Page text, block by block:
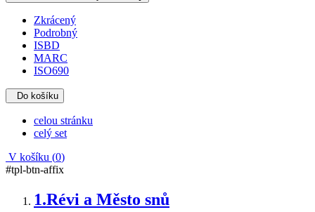
Zkrácený
Podrobný
ISBD
MARC
ISO690
Do košíku
celou stránku
celý set
V košíku (0)
#tpl-btn-affix
1.Révi a Město snů